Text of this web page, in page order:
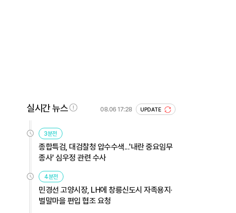
실시간 뉴스 08.06 17:28 UPDATE
3분전
종합특검, 대검찰청 압수수색...'내란 중요임무
종사' 심우정 관련 수사
4분전
민경선 고양시장, LH에 창릉신도시 자족용지·
벌말마을 편입 협조 요청